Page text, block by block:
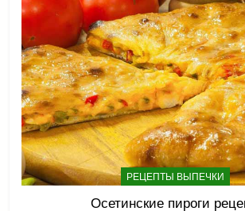
РЕЦЕПТЫ ВЫПЕЧКИ
Осетинские пироги